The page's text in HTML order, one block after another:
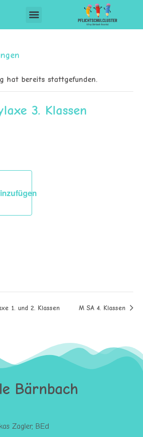
hat bereits stattgefunden.
3. Klassen
1. und 2. Klassen M SA 4. Klassen
Bärnbach
Zagler, BEd